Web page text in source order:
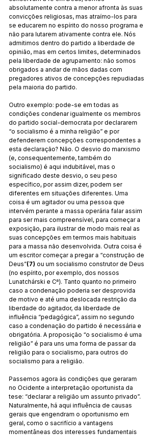
absolutamente contra a menor afronta às suas
convicções religiosas, mas atraímo-los para
se educarem no espírito do nosso programa e
não para lutarem ativamente contra ele. Nós
admitimos dentro do partido a liberdade de
opinião, mas em certos limites, determinados
pela liberdade de agrupamento: não somos
obrigados a andar de mãos dadas com
pregadores ativos de concepções repudiadas
pela maioria do partido.
Outro exemplo: pode-se em todas as
condições condenar igualmente os membros
do partido social-democrata por declararem
“o socialismo é a minha religião” e por
defenderem concepções correspondentes a
esta declaração? Não. O desvio do marxismo
(e, consequentemente, também do
socialismo) é aqui indubitável, mas o
significado deste desvio, o seu peso
específico, por assim dizer, podem ser
diferentes em situações diferentes. Uma
coisa é um agitador ou uma pessoa que
intervém perante a massa operária falar assim
para ser mais compreensível, para começar a
exposição, para ilustrar de modo mais real as
suas concepções em termos mais habituais
para a massa não desenvolvida. Outra coisa é
um escritor começar a pregar a “construção de
Deus”(7) ou um socialismo construtor de Deus
(no espírito, por exemplo, dos nossos
Lunatchárski e Cª). Tanto quanto no primeiro
caso a condenação poderia ser desprovida
de motivo e até uma deslocada restrição da
liberdade do agitador, da liberdade de
influência “pedagógica”, assim no segundo
caso a condenação do partido é necessária e
obrigatória. A proposição “o socialismo é uma
religião” é para uns uma forma de passar da
religião para o socialismo, para outros do
socialismo para a religião.
Passemos agora às condições que geraram
no Ocidente a interpretação oportunista da
tese: “declarar a religião um assunto privado”.
Naturalmente, há aqui influência de causas
gerais que engendram o oportunismo em
geral, como o sacrifício a vantagens
momentâneas dos interesses fundamentais